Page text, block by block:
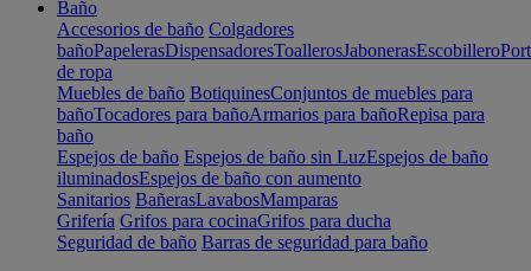
Baño
Accesorios de baño Colgadores
bañoPapelerasDispensadoresToallerosJabonerasEscobillero
de ropa
Muebles de baño BotiquinesConjuntos de muebles para
bañoTocadores para bañoArmarios para bañoRepisa para
baño
Espejos de baño Espejos de baño sin LuzEspejos de baño
iluminadosEspejos de baño con aumento
Sanitarios BañerasLavabosMamparas
Grifería Grifos para cocinaGrifos para ducha
Seguridad de baño Barras de seguridad para baño